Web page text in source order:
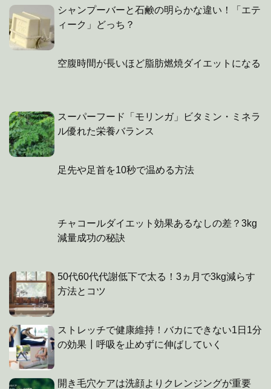
シャンプーバーと石鹸の明らかな違い！「エテ
ィーク」どっち？
空腹時間が長いほど脂肪燃焼ダイエットになる
スーパーフード「モリンガ」ビタミン・ミネラ
ル優れた栄養バランス
足先や足首を10秒で温める方法
チャコールダイエット効果あるなしの差？3kg
減量成功の秘訣
50代60代代謝低下で太る！3ヵ月で3kg減らす
方法とコツ
ストレッチで健康維持！バカにできない1日1分
の効果┃呼吸を止めずに伸ばしていく
開き毛穴ケアは洗顔よりクレンジングが重要